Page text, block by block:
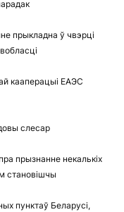
прыкладна ў чвэрці
кааперацыі ЕАЭС
слесар
прызнанне некалькіх
становішчы
пунктаў Беларусі,